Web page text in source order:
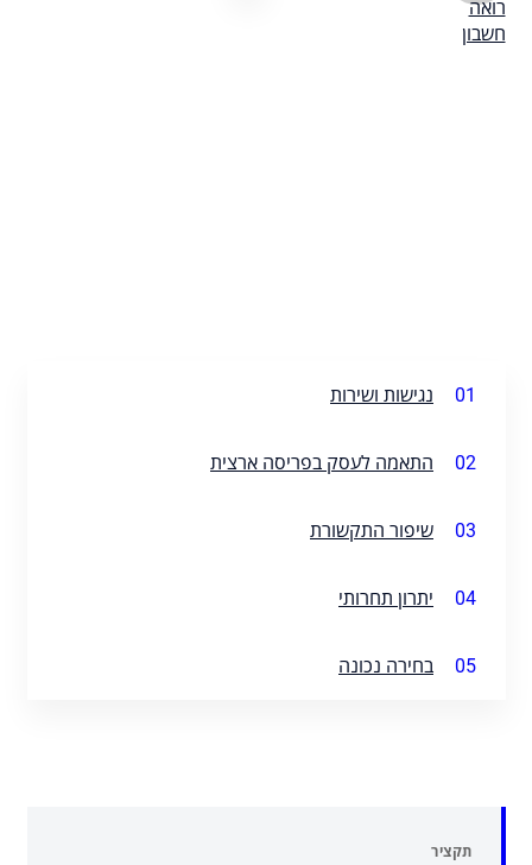
01 נגישות ושירות
02 התאמה לעסק בפריסה ארצית
03 שיפור התקשורת
04 יתרון תחרותי
05 בחירה נכונה
תקציר